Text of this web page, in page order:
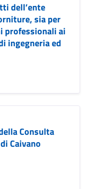
dell’ente
sia per
professionali ai
ingegneria ed
Consulta
Caivano